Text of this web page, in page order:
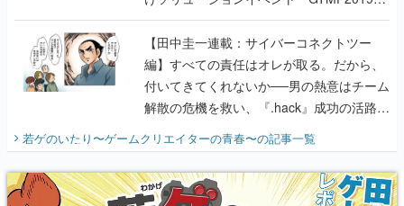
に行って、より理解を深めよう【PR】
【田中圭一連載：サイバーコネクトツー
編】すべての責任はオレが取る。だから、
付いてきてくれないか──男の熱意はチーム
解散の危機を救い、『.hack』成功の活路を
開く。業界の快男児・松山 洋に流れる血は
『少年ジャンプ』色だった【若ゲのいた
り】
若ゲのいたり〜ゲームクリエイターの青春〜の記事一覧